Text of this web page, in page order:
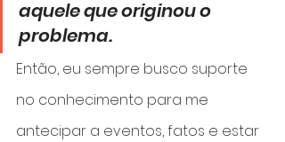
aquele que originou o
problema.
Então, eu sempre busco suporte
no conhecimento para me
antecipar a eventos, fatos e estar